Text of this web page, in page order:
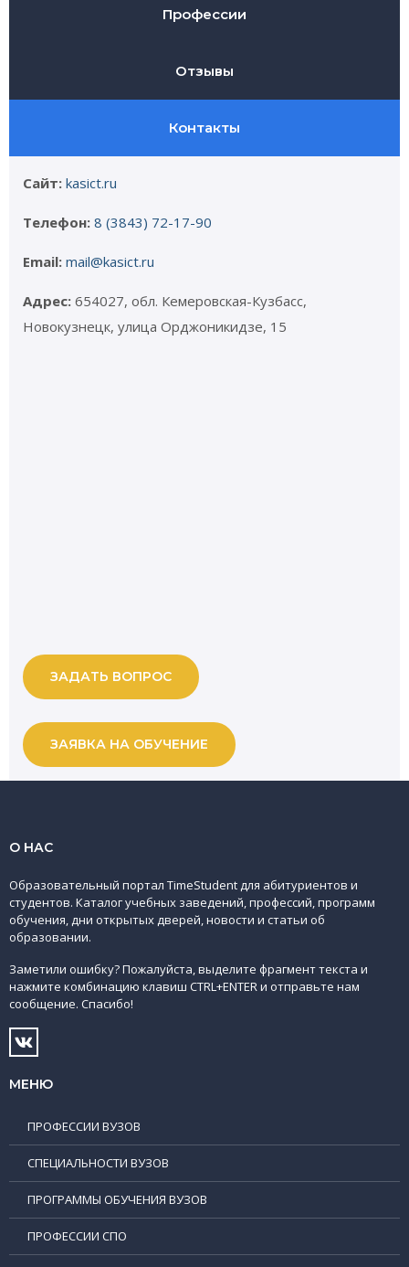
Профессии
Отзывы
Контакты
Сайт: kasict.ru
Телефон: 8 (3843) 72-17-90
Email: mail@kasict.ru
Адрес: 654027, обл. Кемеровская-Кузбасс,
Новокузнецк, улица Орджоникидзе, 15
ЗАДАТЬ ВОПРОС
ЗАЯВКА НА ОБУЧЕНИЕ
О НАС
Образовательный портал TimeStudent для абитуриентов и
студентов. Каталог учебных заведений, профессий, программ
обучения, дни открытых дверей, новости и статьи об
образовании.
Заметили ошибку? Пожалуйста, выделите фрагмент текста и
нажмите комбинацию клавиш CTRL+ENTER и отправьте нам
сообщение. Спасибо!
МЕНЮ
ПРОФЕССИИ ВУЗОВ
СПЕЦИАЛЬНОСТИ ВУЗОВ
ПРОГРАММЫ ОБУЧЕНИЯ ВУЗОВ
ПРОФЕССИИ СПО